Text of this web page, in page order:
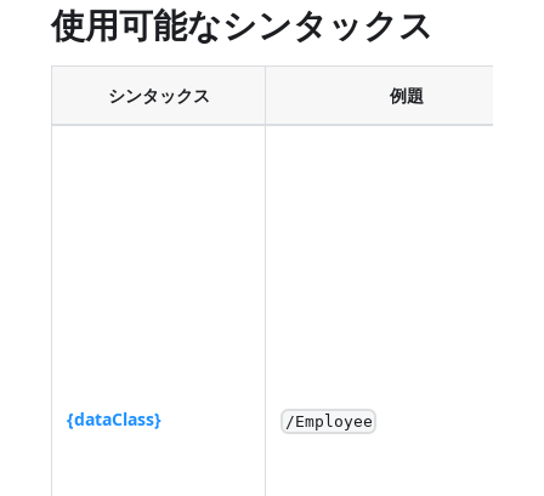
使用可能なシンタックス
シンタックス 例題
{dataClass} /Employee